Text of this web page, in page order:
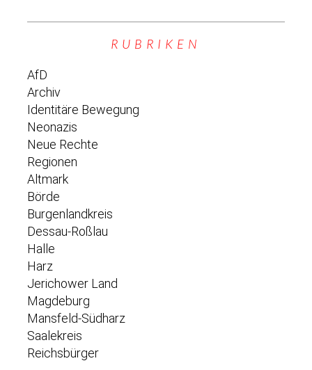
RUBRIKEN
AfD
Archiv
Identitäre Bewegung
Neonazis
Neue Rechte
Regionen
Altmark
Börde
Burgenlandkreis
Dessau-Roßlau
Halle
Harz
Jerichower Land
Magdeburg
Mansfeld-Südharz
Saalekreis
Reichsbürger